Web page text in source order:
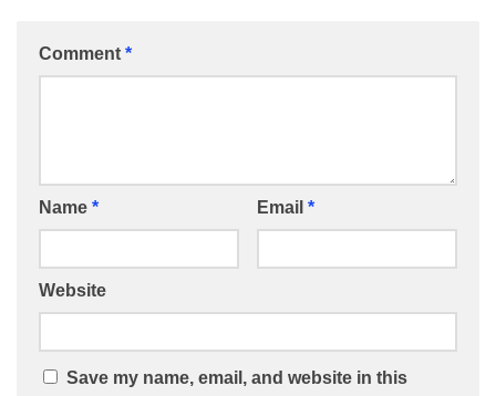
Comment *
Name * Email *
Website
Save my name, email, and website in this